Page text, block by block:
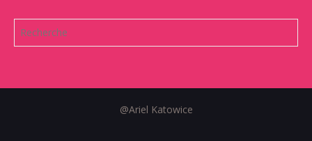
@Ariel Katowice